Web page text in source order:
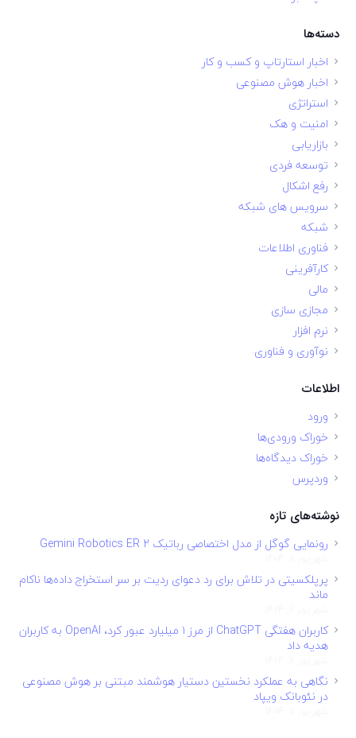
دسته‌ها
اخبار استارتاپ و کسب و کار
اخبار هوش مصنوعی
استراتژی
امنیت و هک
بازاریابی
توسعه فردی
رفع اشکال
سرویس های شبکه
شبکه
فناوری اطلاعات
کارآفرینی
مالی
مجازی سازی
نرم افزار
نوآوری و فناوری
اطلاعات
ورود
خوراک ورودی‌ها
خوراک دیدگاه‌ها
وردپرس
نوشته‌های تازه
رونمایی گوگل از مدل اختصاصی رباتیک Gemini Robotics ER 2
پرپلکسیتی در تلاش برای رد دعوای ردیت بر سر استخراج داده‌ها ناکام
ماند
کاربران هفتگی ChatGPT از مرز ۱ میلیارد عبور کرد، OpenAI به کاربران
هدیه داد
نگاهی به عملکرد نخستین دستیار هوشمند مبتنی بر هوش مصنوعی
در نئوبانک ویپاد